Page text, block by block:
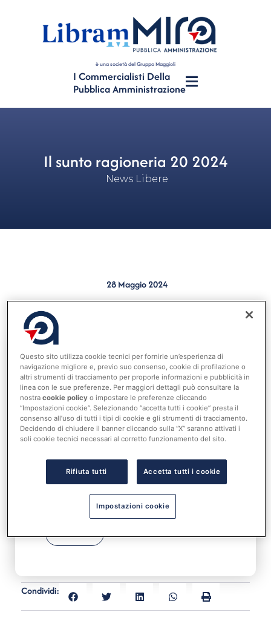
è una società del Gruppo Maggioli
I Commercialisti Della
Pubblica Amministrazione
Il sunto ragioneria 20 2024
News Libere
28 Maggio 2024
Pubblicata la 20esima rivista del 2024
Accedi al tuo account per
leggere tutta la notizia
Nome utente o indirizzo email
ACCEDI
Condividi:
Questo sito utilizza cookie tecnici per fornirle un’esperienza di
navigazione migliore e, previo suo consenso, cookie di profilazione o
altri strumenti di tracciamento per proporle informazioni e pubblicità in
linea con le sue preferenze. Per maggiori dettagli può consultare la
nostracookie policy o impostare le preferenze cliccando
“Impostazioni cookie”. Selezionando “accetta tutti i cookie” presta il
consenso all’uso di tutti i tipi di cookie e gli strumenti di tracciamento.
Decidendo di chiudere il banner cliccando sulla “X” saranno attivati i
soli cookie tecnici necessari al corretto funzionamento del sito.
Rifiuta tutti Accetta tutti i cookie
Impostazioni cookie